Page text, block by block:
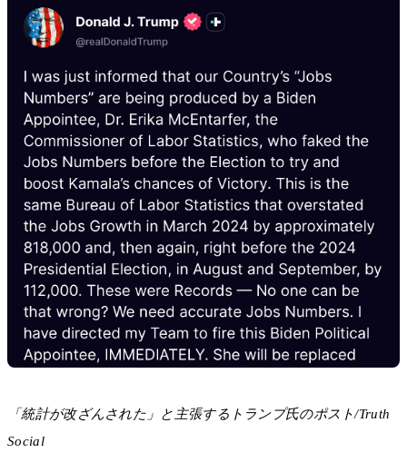
「統計が改ざんされた」と主張するトランプ氏のポスト/Truth
Social